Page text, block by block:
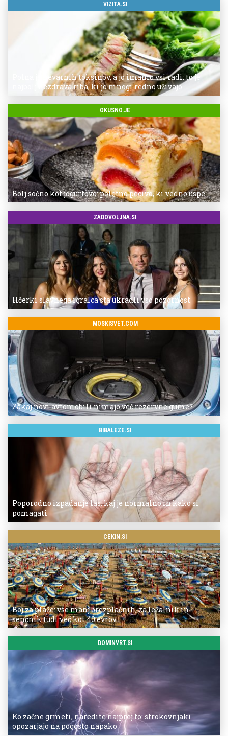
VIZITA.SI
Polna je nevarnih toksinov, a jo imamo vsi radi: to je
najbolj nezdrava riba, ki jo mnogi redno uživajo
OKUSNO.JE
Bolj sočno kot jogurtovo: poletno pecivo, ki vedno uspe
ZADOVOLJNA.SI
Hčerki slavnega igralca sta ukradli vso pozornost
MOSKISVET.COM
Zakaj novi avtomobili nimajo več rezervne gume?
BIBALEZE.SI
Poporodno izpadanje las: kaj je normalno in kako si
pomagati
CEKIN.SI
Boj za plaže: vse manj brezplačnih, za ležalnik in
senčnik tudi več kot 40 evrov
DOMINVRT.SI
Ko začne grmeti, naredite najprej to: strokovnjaki
opozarjajo na pogosto napako